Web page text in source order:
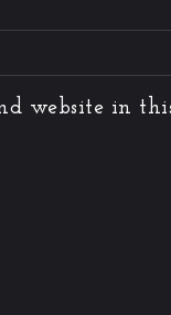
website in